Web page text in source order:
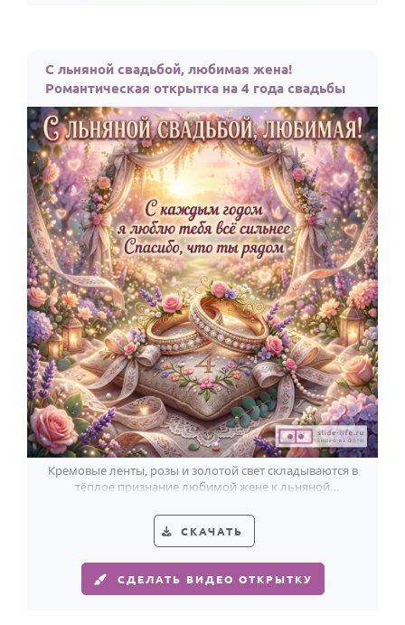
С льняной свадьбой, любимая жена!
Романтическая открытка на 4 года свадьбы
Кремовые ленты, розы и золотой свет складываются в
тёплое признание любимой жене к льняной
СКАЧАТЬ
СДЕЛАТЬ ВИДЕО ОТКРЫТКУ